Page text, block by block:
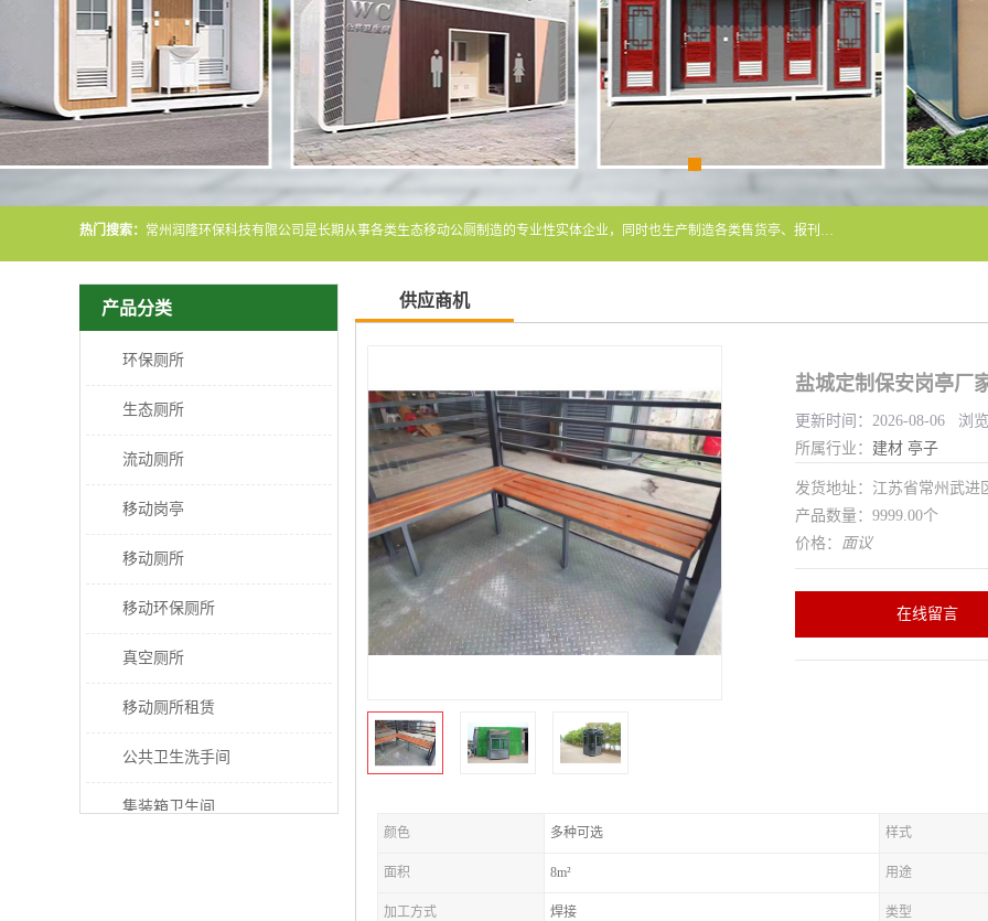
热门搜索： 常州润隆环保科技有限公司是长期从事各类生态移动公厕制造的专业性实体企业，同时也生产制造各类售货亭、报刊亭、警卫亭等，我公司将尽全力为各用户在设计、制造、服务上提供快捷满意的全程服务，本公司愿与各用户携手共创辉煌业绩。主要产品：移动厕所;、生态厕所、 环保厕所、 流动厕所、商亭、岗亭、活动板房、移动厕所租赁等；
产品分类
环保厕所
生态厕所
流动厕所
移动岗亭
移动厕所
移动环保厕所
真空厕所
移动厕所租赁
公共卫生洗手间
集装箱卫生间
供应商机
盐城定制保安岗亭厂
更新时间：2026-08-06 浏
所属行业： 建材 亭子
发货地址：江苏省常州武
产品数量：9999.00个
价格： 面议
在线留言
颜色 多种可选 样式
面积 8m² 用途
加工方式 焊接 类型